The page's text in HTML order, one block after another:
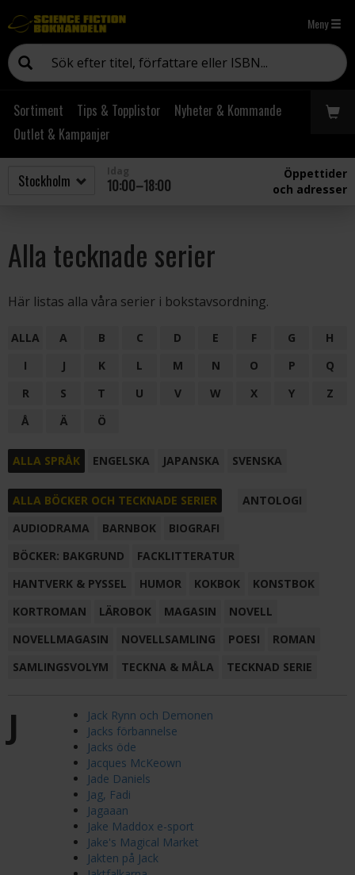
Meny
Sortiment Tips & Topplistor
Nyheter & Kommande
Outlet & Kampanjer
10:00–18:00
Öppettider
och adresser
Alla tecknade serier
Här listas alla våra serier i bokstavsordning.
ALLA A B C D E F G
H
I
J K L M N O P
Q
R
S T U V W X Y
Z
Å
Ä Ö
ALLA SPRÅK ENGELSKA JAPANSKA SVENSKA
ALLA BÖCKER OCH TECKNADE SERIER
ANTOLOGI
AUDIODRAMA
BARNBOK
BIOGRAFI
BÖCKER: BAKGRUND
FACKLITTERATUR
HANTVERK & PYSSEL
HUMOR KOKBOK
KONSTBOK
KORTROMAN
LÄROBOK MAGASIN
NOVELL
NOVELLMAGASIN
NOVELLSAMLING POESI
ROMAN
SAMLINGSVOLYM
TECKNA & MÅLA TECKNAD SERIE
J
Jack Rynn och Demonen
Jacks förbannelse
Jacks öde
Jacques McKeown
Jade Daniels
Jag, Fadi
Jagaaan
Jake Maddox e-sport
Jake's Magical Market
Jakten på Jack